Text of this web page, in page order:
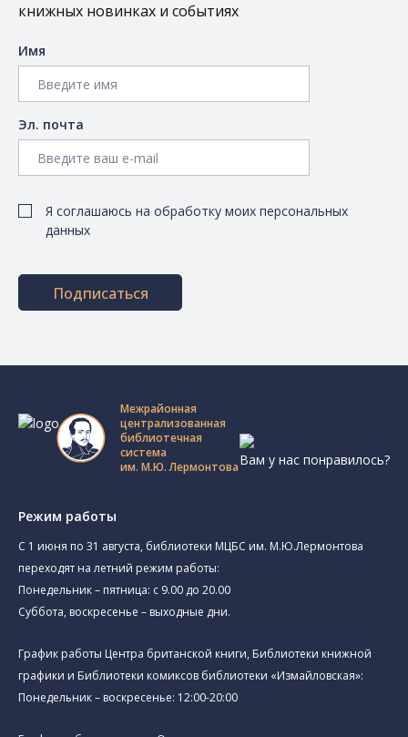
книжных новинках и событиях
Имя
Эл. почта
Я соглашаюсь на обработку моих персональных
данных
Подписаться
Межрайонная
централизованная
библиотечная
система
им. М.Ю. ЛермонтоваВам у нас понравилось?
Режим работы
C 1 июня по 31 августа, библиотеки МЦБС им. М.Ю.Лермонтова
переходят на летний режим работы:
Понедельник – пятница: с 9.00 до 20.00
Суббота, воскресенье – выходные дни.
График работы Центра британской книги, Библиотеки книжной
графики и Библиотеки комиксов библиотеки «Измайловская»:
Понедельник – воскресенье: 12:00-20:00